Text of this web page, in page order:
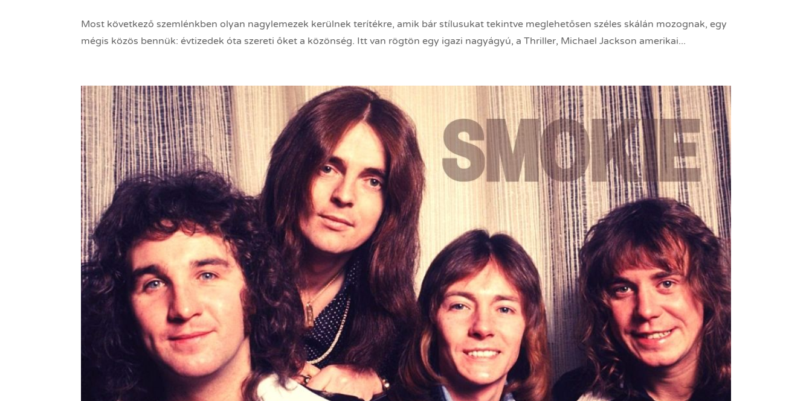
Most következő szemlénkben olyan nagylemezek kerülnek terítékre, amik bár stílusukat tekintve meglehetősen széles skálán mozognak, egy
mégis közös bennük: évtizedek óta szereti őket a közönség. Itt van rögtön egy igazi nagyágyú, a Thriller, Michael Jackson amerikai...